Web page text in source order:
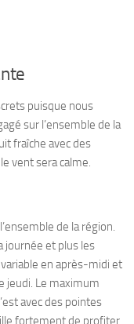
puisque nous
sur l’ensemble de la
fraîche avec des
vent sera calme.
de la région.
journée et plus les
en après-midi et
jeudi. Le maximum
avec des pointes
fortement de profiter